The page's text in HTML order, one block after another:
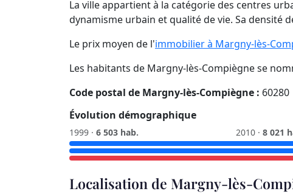
La ville appartient à la catégorie des centres
dynamisme urbain et qualité de vie. Sa densité
Le prix moyen de l'immobilier à Margny-lès-
Les habitants de Margny-lès-Compiègne se
Code postal de Margny-lès-Compiègne : 60280
Évolution démographique
1999 · 6 503 hab. 2010 · 8 021
Localisation de Margny-lès-